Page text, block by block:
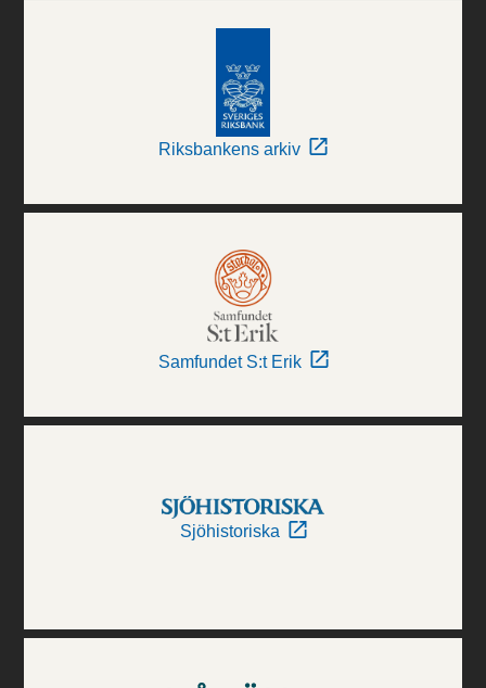
Riksbankens arkiv
Samfundet S:t Erik
Sjöhistoriska